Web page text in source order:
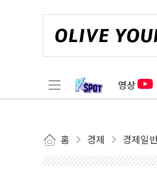
영상
홈 경제 경제일